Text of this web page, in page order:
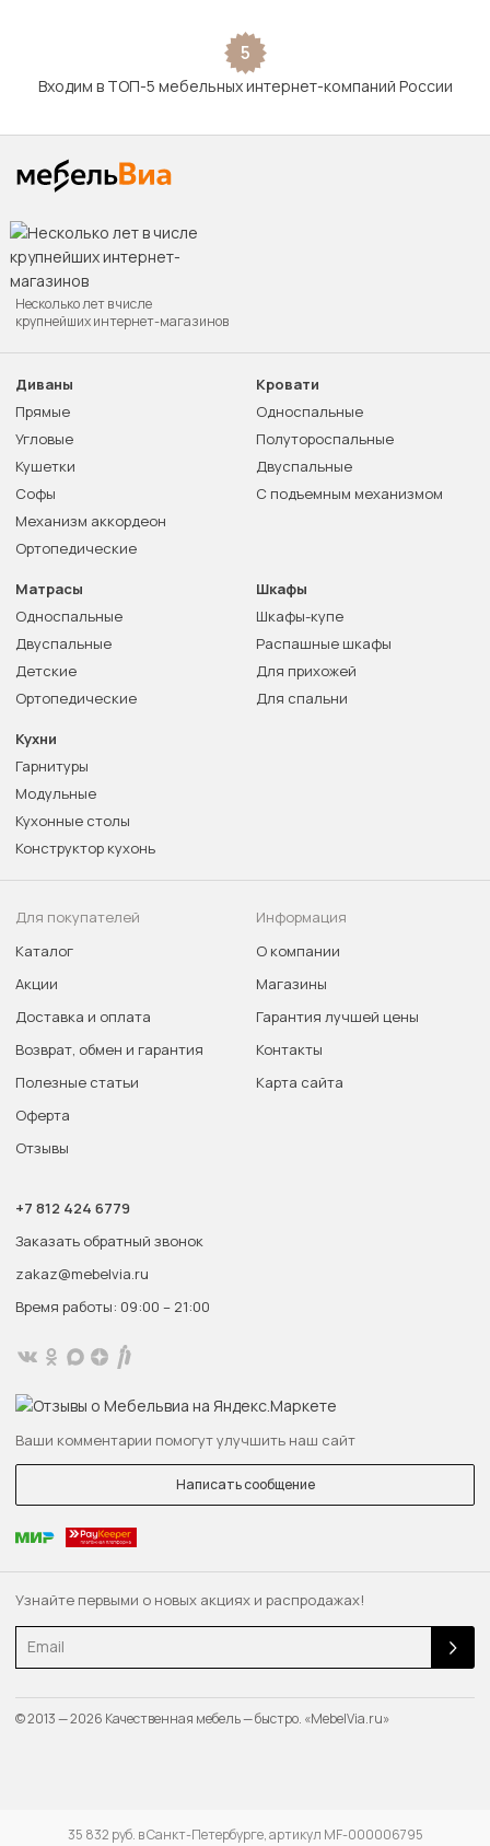
35 832 руб. в Санкт-Петербурге, артикул MF-000006795
5
Входим в ТОП-5 мебельных интернет-компаний России
Узнайте первыми о новых акциях и распродажах!
Email
Несколько лет в числе
крупнейших интернет-магазинов
Диваны
Прямые
Угловые
Кушетки
Софы
Механизм аккордеон
Ортопедические
Кровати
Односпальные
Полутороспальные
Двуспальные
С подъемным механизмом
Матрасы
Односпальные
Двуспальные
Детские
Ортопедические
Шкафы
Шкафы-купе
Распашные шкафы
Для прихожей
Для спальни
Кухни
Гарнитуры
Модульные
Кухонные столы
Конструктор кухонь
Для покупателей
Каталог
Акции
Доставка и оплата
Возврат, обмен и гарантия
Полезные статьи
Оферта
Отзывы
Информация
О компании
Магазины
Гарантия лучшей цены
Контакты
Карта сайта
+7 812 424 6779
Заказать обратный звонок
zakaz@mebelvia.ru
Время работы: 09:00 – 21:00
Ваши комментарии помогут улучшить наш сайт
Написать сообщение
© 2013 — 2026 Качественная мебель — быстро. «MebelVia.ru»